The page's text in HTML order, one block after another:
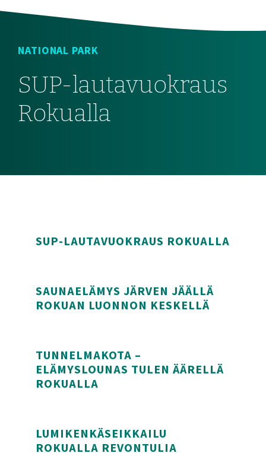
NATIONAL PARK
SUP-lautavuokraus
Rokualla
SUP-LAUTAVUOKRAUS ROKUALLA
SAUNAELÄMYS JÄRVEN JÄÄLLÄ
ROKUAN LUONNON KESKELLÄ
TUNNELMAKOTA –
ELÄMYSLOUNAS TULEN ÄÄRELLÄ
ROKUALLA
LUMIKENKÄSEIKKAILU
ROKUALLA REVONTULIA